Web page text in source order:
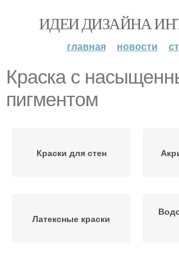
ИДЕИ ДИЗАЙНА
главная новости
Краска с
пигментом
Краски для стен
Латексные краски